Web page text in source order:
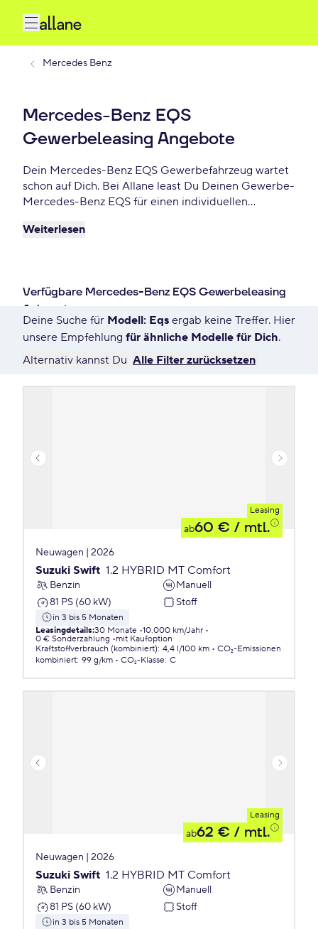
Mercedes Benz
Mercedes-Benz EQS
Gewerbeleasing Angebote
Dein Mercedes-Benz EQS Gewerbefahrzeug wartet
schon auf Dich. Bei Allane least Du Deinen Gewerbe-
Mercedes-Benz EQS für einen individuellen
Du Dein Mercedes-Benz EQS kaufen möchtest oder
Weiterlesen
Verfügbare Mercedes-Benz EQS Gewerbeleasing
Anbegote
0 Angebote für Deine Suche
Deine Suche für Modell: Eqs ergab keine Treffer. Hier
unsere Empfehlung für ähnliche Modelle für Dich.
Alternativ kannst Du Alle Filter zurücksetzen
Leasing
ab60 € / mtl.
Neuwagen | 2026
Suzuki Swift 1.2 HYBRID MT Comfort
Benzin
Manuell
81 PS (60 kW)
Stoff
in 3 bis 5 Monaten
Leasingdetails:30 Monate 10.000 km/Jahr
0 € Sonderzahlung
mit Kaufoption
Kraftstoffverbrauch (kombiniert): 4,4 l/100 km
CO₂-Emissionen
kombiniert: 99 g/km CO₂-Klasse: C
Leasing
ab62 € / mtl.
Neuwagen | 2026
Suzuki Swift 1.2 HYBRID MT Comfort
Benzin
Manuell
81 PS (60 kW)
Stoff
in 3 bis 5 Monaten